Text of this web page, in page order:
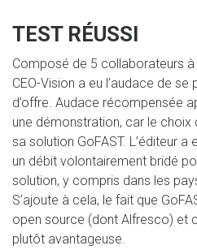
TEST RÉUSSI
Composé de 5 collaborateurs à
CEO-Vision a eu l’audace de se
d’offre. Audace récompensée
une démonstration, car le choix
sa solution GoFAST. L’éditeur
un débit volontairement bridé
solution, y compris dans les
S’ajoute à cela, le fait que
open source (dont Alfresco) et
plutôt avantageuse.